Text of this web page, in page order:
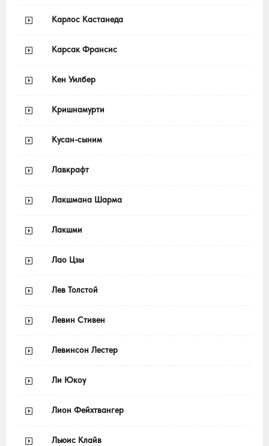
Карлос Кастанеда
Карсак Франсис
Кен Уилбер
Кришнамурти
Кусан-сыним
Лавкрафт
Лакшмана Шарма
Лакшми
Лао Цзы
Лев Толстой
Левин Стивен
Левинсон Лестер
Ли Юкоу
Лион Фейхтвангер
Льюис Клайв